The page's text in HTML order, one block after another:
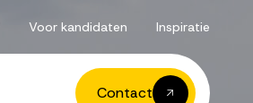
Voor kandidaten Inspiratie
Contact